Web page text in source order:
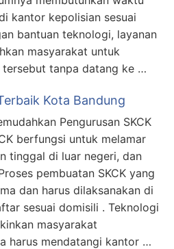
kantor kepolisian sesuai
bantuan teknologi, layanan
masyarakat untuk
tanpa datang ke …
Kota Bandung
Pengurusan SKCK
berfungsi untuk melamar
tinggal di luar negeri, dan
pembuatan SKCK yang
dan harus dilaksanakan di
sesuai domisili . Teknologi
masyarakat
harus mendatangi kantor …